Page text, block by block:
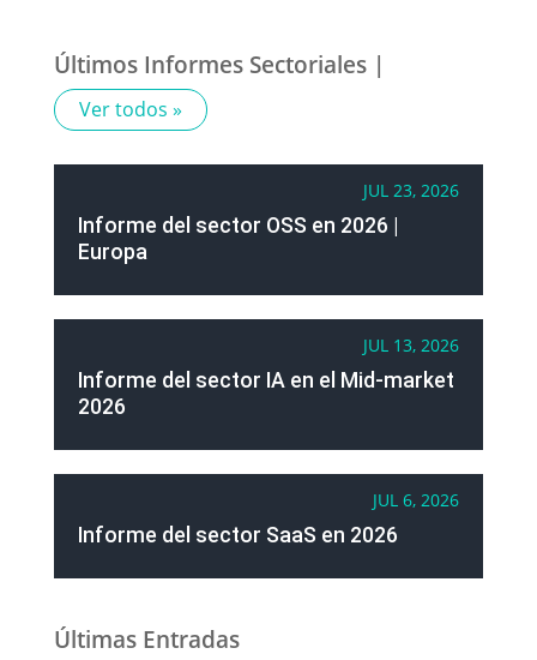
Últimos Informes Sectoriales |
Ver todos »
JUL 23, 2026
Informe del sector OSS en 2026 |
Europa
JUL 13, 2026
Informe del sector IA en el Mid-market
2026
JUL 6, 2026
Informe del sector SaaS en 2026
Últimas Entradas